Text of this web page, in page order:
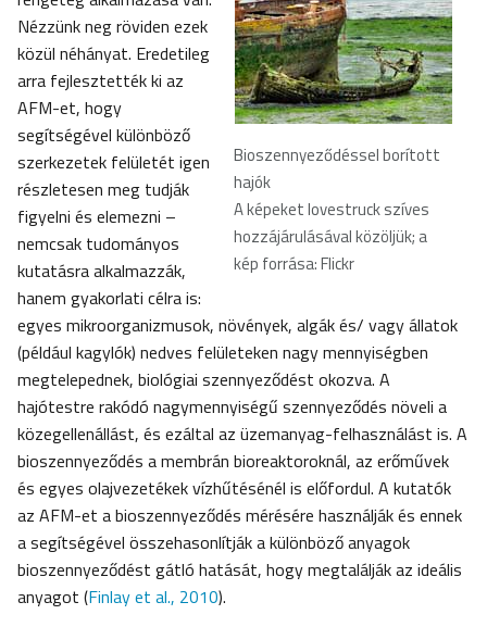
Bioszennyeződéssel borított
hajók
A képeket lovestruck szíves
hozzájárulásával közöljük; a
kép forrása: Flickr
Nézzünk neg röviden ezek
közül néhányat. Eredetileg
arra fejlesztették ki az
AFM-et, hogy
segítségével különböző
szerkezetek felületét igen
részletesen meg tudják
figyelni és elemezni –
nemcsak tudományos
kutatásra alkalmazzák,
hanem gyakorlati célra is:
egyes mikroorganizmusok, növények, algák és/ vagy állatok
(például kagylók) nedves felületeken nagy mennyiségben
megtelepednek, biológiai szennyeződést okozva. A
hajótestre rakódó nagymennyiségű szennyeződés növeli a
közegellenállást, és ezáltal az üzemanyag-felhasználást is. A
bioszennyeződés a membrán bioreaktoroknál, az erőművek
és egyes olajvezetékek vízhűtésénél is előfordul. A kutatók
az AFM-et a bioszennyeződés mérésére használják és ennek
a segítségével összehasonlítják a különböző anyagok
bioszennyeződést gátló hatását, hogy megtalálják az ideális
anyagot (Finlay et al., 2010).